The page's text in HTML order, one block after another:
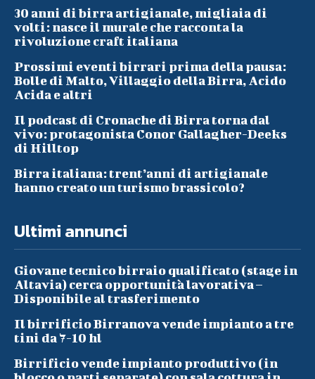
30 anni di birra artigianale, migliaia di
volti: nasce il murale che racconta la
rivoluzione craft italiana
Prossimi eventi birrari prima della pausa:
Bolle di Malto, Villaggio della Birra, Acido
Acida e altri
Il podcast di Cronache di Birra torna dal
vivo: protagonista Conor Gallagher-Deeks
di Hilltop
Birra italiana: trent’anni di artigianale
hanno creato un turismo brassicolo?
Ultimi annunci
Giovane tecnico birraio qualificato (stage in
Altavia) cerca opportunità lavorativa –
Disponibile al trasferimento
Il birrificio Birranova vende impianto a tre
tini da 7-10 hl
Birrificio vende impianto produttivo (in